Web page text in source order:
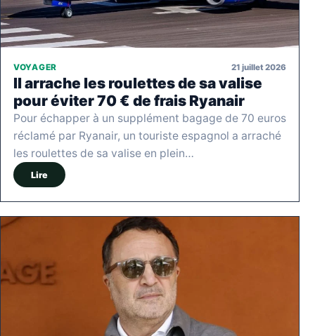
VOYAGER 21 juillet 2026
Il arrache les roulettes de sa valise
pour éviter 70 € de frais Ryanair
Pour échapper à un supplément bagage de 70 euros
réclamé par Ryanair, un touriste espagnol a arraché
les roulettes de sa valise en plein…
Lire